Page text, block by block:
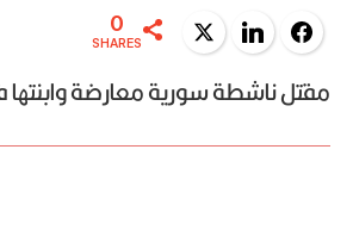
Facebook
LinkedIn
Twitter
0
SHARES
مقتل ناشطة سورية معارضة